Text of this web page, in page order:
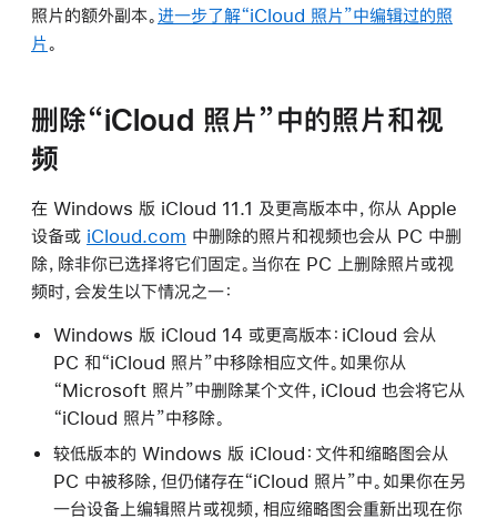
照片的额外副本。 进一步了解“iCloud 照片”中编辑过的照
片 。
删除“iCloud 照片”中的照片和视
频
在 Windows 版 iCloud 11.1 及更高版本中，你从 Apple
设备或 iCloud.com 中删除的照片和视频也会从 PC 中删
除，除非你已选择将它们固定。当你在 PC 上删除照片或视
频时，会发生以下情况之一：
Windows 版 iCloud 14 或更高版本：iCloud 会从
PC 和“iCloud 照片”中移除相应文件。如果你从
“Microsoft 照片”中删除某个文件，iCloud 也会将它从
“iCloud 照片”中移除。
较低版本的 Windows 版 iCloud：文件和缩略图会从
PC 中被移除，但仍储存在“iCloud 照片”中。如果你在另
一台设备上编辑照片或视频，相应缩略图会重新出现在你